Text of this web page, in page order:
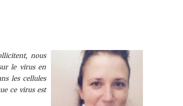
nous
le virus en
les cellules
ce virus est